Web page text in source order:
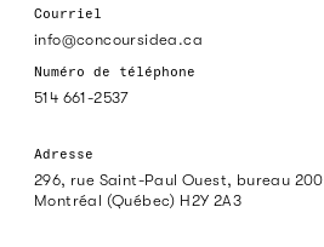
Courriel
info@concoursidea.ca
Numéro de téléphone
514 661-2537
Adresse
296, rue Saint-Paul Ouest, bureau 200
Montréal (Québec) H2Y 2A3